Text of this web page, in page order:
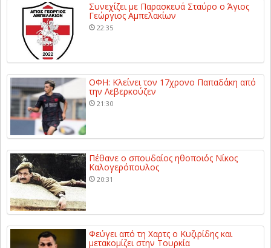
Συνεχίζει με Παρασκευά Σταύρο ο Άγιος
Γεώργιος Αμπελακίων
22:35
ΟΦΗ: Κλείνει τον 17χρονο Παπαδάκη από
την Λεβερκούζεν
21:30
Πέθανε ο σπουδαίος ηθοποιός Νίκος
Καλογερόπουλος
20:31
Φεύγει από τη Χαρτς ο Κυζιρίδης και
μετακομίζει στην Τουρκία